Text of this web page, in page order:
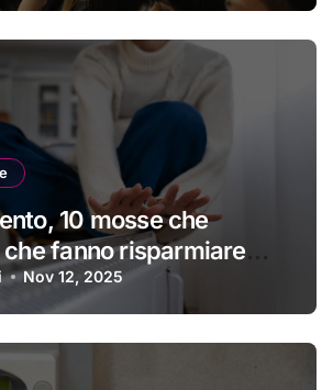
10 mosse che
fanno risparmiare
| I trucchi migliori per
inverno spettacolare
Nov 12, 2025